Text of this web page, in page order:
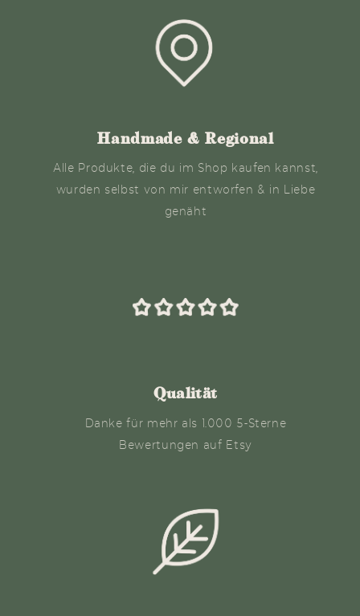
Handmade & Regional
Alle Produkte, die du im Shop kaufen kannst,
wurden selbst von mir entworfen & in Liebe
genäht
Qualität
Danke für mehr als 1.000 5-Sterne
Bewertungen auf Etsy